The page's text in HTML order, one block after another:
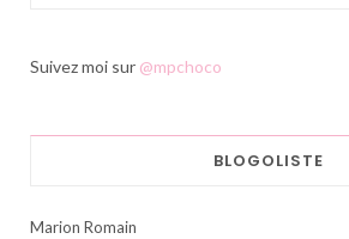
Suivez moi sur @mpchoco
BLOGOLISTE
Marion Romain